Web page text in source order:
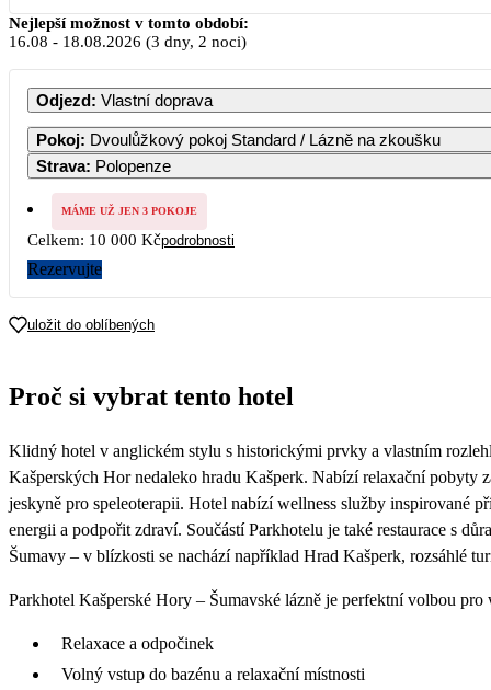
Nejlepší možnost v tomto období:
16.08 - 18.08.2026 (3 dny, 2 noci)
Odjezd: Vlastní doprava
Pokoj: Dvoulůžkový pokoj Standard / Lázně na zkoušku
Strava: Polopenze
MÁME UŽ JEN 3 POKOJE
Celkem: 10 000 Kčpodrobnosti
Rezervujte
uložit do oblíbených
Proč si vybrat tento hotel
Klidný hotel v anglickém stylu s historickými prvky a vlastním
Kašperských Hor nedaleko hradu Kašperk. Nabízí relaxační pobyty
jeskyně pro speleoterapii. Hotel nabízí wellness služby inspirované
energii a podpořit zdraví. Součástí Parkhotelu je také restaurace s
Šumavy – v blízkosti se nachází například Hrad Kašperk, rozsáhlé
Parkhotel Kašperské Hory – Šumavské lázně je perfektní volbou
Relaxace a odpočinek
Volný vstup do bazénu a relaxační místnosti